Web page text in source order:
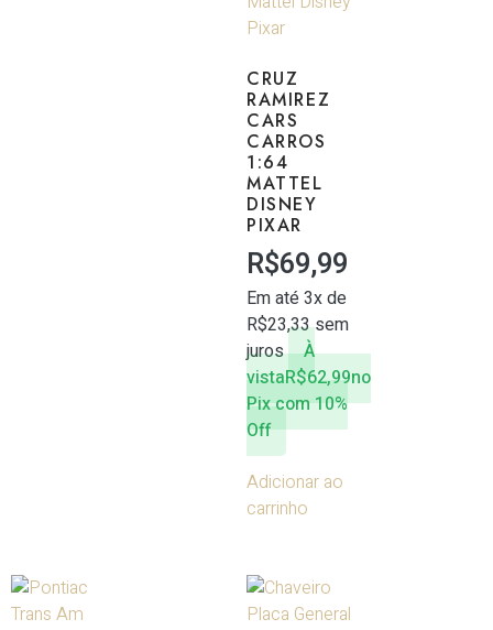
CRUZ
RAMIREZ
CARS
CARROS
1:64
MATTEL
DISNEY
PIXAR
R$69,99
Em até 3x de
R$23,33sem
juros
À
vistaR$62,99no
Pix com 10%
Off
Adicionar ao
carrinho